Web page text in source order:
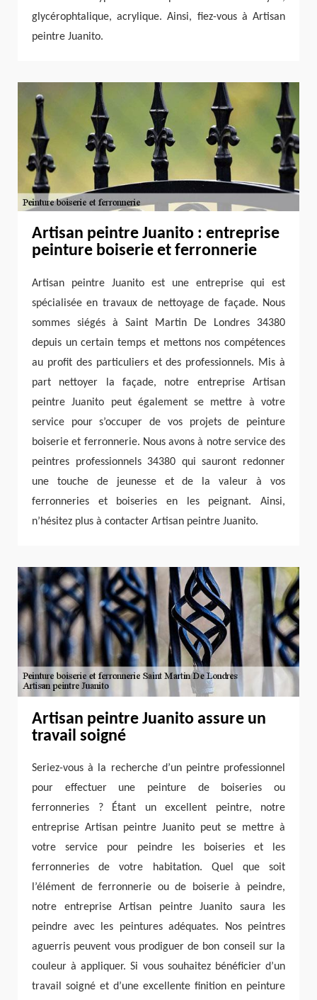
glycérophtalique, acrylique. Ainsi, fiez-vous à Artisan
peintre Juanito.
Artisan peintre Juanito : entreprise
peinture boiserie et ferronnerie
Artisan peintre Juanito est une entreprise qui est
spécialisée en travaux de nettoyage de façade. Nous
sommes siégés à Saint Martin De Londres 34380
depuis un certain temps et mettons nos compétences
au profit des particuliers et des professionnels. Mis à
part nettoyer la façade, notre entreprise Artisan
peintre Juanito peut également se mettre à votre
service pour s’occuper de vos projets de peinture
boiserie et ferronnerie. Nous avons à notre service des
peintres professionnels 34380 qui sauront redonner
une touche de jeunesse et de la valeur à vos
ferronneries et boiseries en les peignant. Ainsi,
n’hésitez plus à contacter Artisan peintre Juanito.
Artisan peintre Juanito assure un
travail soigné
Seriez-vous à la recherche d’un peintre professionnel
pour effectuer une peinture de boiseries ou
ferronneries ? Étant un excellent peintre, notre
entreprise Artisan peintre Juanito peut se mettre à
votre service pour peindre les boiseries et les
ferronneries de votre habitation. Quel que soit
l’élément de ferronnerie ou de boiserie à peindre,
notre entreprise Artisan peintre Juanito saura les
peindre avec les peintures adéquates. Nos peintres
aguerris peuvent vous prodiguer de bon conseil sur la
couleur à appliquer. Si vous souhaitez bénéficier d’un
travail soigné et d’une excellente finition en peinture